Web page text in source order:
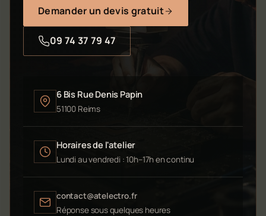
Demander un devis gratuit
09 74 37 79 47
6 Bis Rue Denis Papin
51100 Reims
Horaires de l'atelier
Lundi au vendredi : 10h–17h en continu
contact@atelectro.fr
Réponse sous quelques heures